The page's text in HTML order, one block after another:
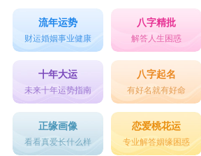
流年运势
财运婚姻事业健康
八字精批
解答人生困惑
十年大运
未来十年运势指南
八字起名
有好名就有好命
正缘画像
看看真爱长什么样
恋爱桃花运
专业解答姻缘困惑